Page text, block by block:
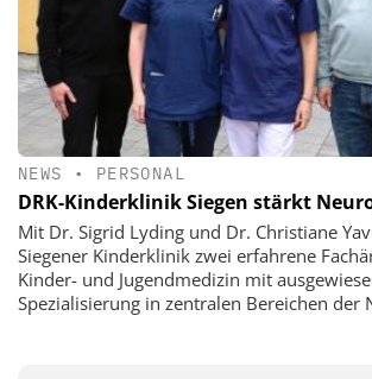
NEWS • PERSONAL
DRK-Kinderklinik Siegen stärkt
Mit Dr. Sigrid Lyding und Dr. Christiane
Siegener Kinderklinik zwei erfahrene
Kinder- und Jugendmedizin mit
Spezialisierung in zentralen Bereichen der